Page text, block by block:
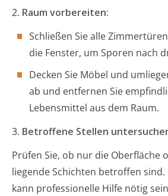
2. Raum vorbereiten:
Schließen Sie alle
die Fenster, um Sporen nach
Decken Sie Möbel und
ab und entfernen Sie
Lebensmittel aus dem Raum.
3. Betroffene Stellen
Prüfen Sie, ob nur die Oberfläche
liegende Schichten betroffen sind.
kann professionelle Hilfe nötig